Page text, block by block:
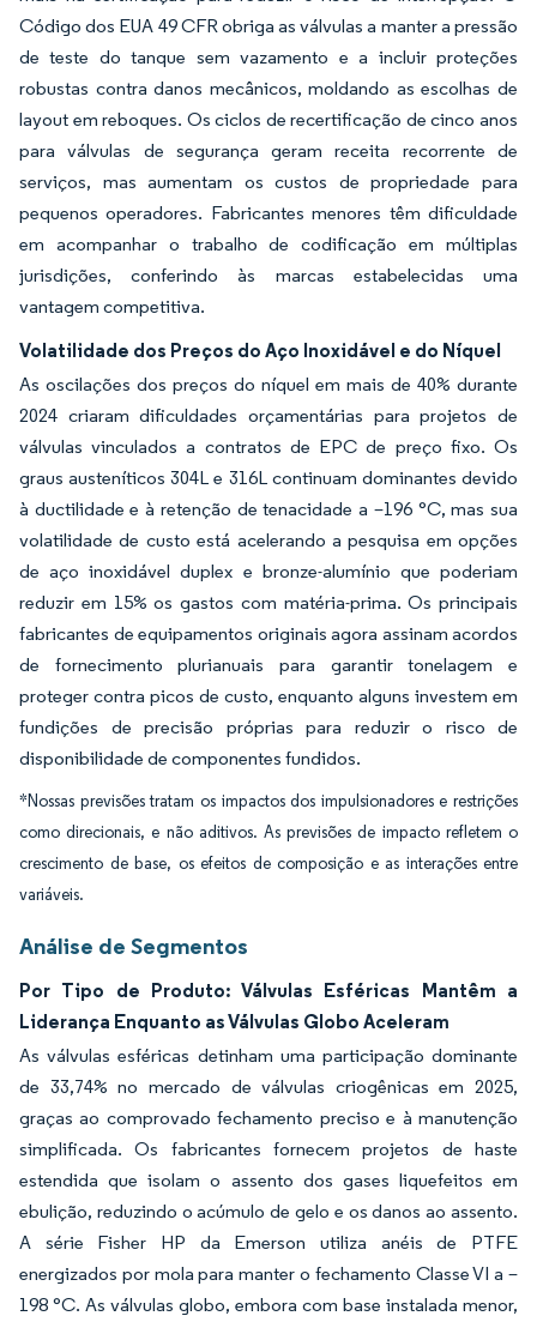
Código dos EUA 49 CFR obriga as válvulas a manter a pressão
de teste do tanque sem vazamento e a incluir proteções
robustas contra danos mecânicos, moldando as escolhas de
layout em reboques. Os ciclos de recertificação de cinco anos
para válvulas de segurança geram receita recorrente de
serviços, mas aumentam os custos de propriedade para
pequenos operadores. Fabricantes menores têm dificuldade
em acompanhar o trabalho de codificação em múltiplas
jurisdições, conferindo às marcas estabelecidas uma
vantagem competitiva.
Volatilidade dos Preços do Aço Inoxidável e do Níquel
As oscilações dos preços do níquel em mais de 40% durante
2024 criaram dificuldades orçamentárias para projetos de
válvulas vinculados a contratos de EPC de preço fixo. Os
graus austeníticos 304L e 316L continuam dominantes devido
à ductilidade e à retenção de tenacidade a –196 °C, mas sua
volatilidade de custo está acelerando a pesquisa em opções
de aço inoxidável duplex e bronze-alumínio que poderiam
reduzir em 15% os gastos com matéria-prima. Os principais
fabricantes de equipamentos originais agora assinam acordos
de fornecimento plurianuais para garantir tonelagem e
proteger contra picos de custo, enquanto alguns investem em
fundições de precisão próprias para reduzir o risco de
disponibilidade de componentes fundidos.
*Nossas previsões tratam os impactos dos impulsionadores e restrições
como direcionais, e não aditivos. As previsões de impacto refletem o
crescimento de base, os efeitos de composição e as interações entre
variáveis.
Análise de Segmentos
Por Tipo de Produto: Válvulas Esféricas Mantêm a
Liderança Enquanto as Válvulas Globo Aceleram
As válvulas esféricas detinham uma participação dominante
de 33,74% no mercado de válvulas criogênicas em 2025,
graças ao comprovado fechamento preciso e à manutenção
simplificada. Os fabricantes fornecem projetos de haste
estendida que isolam o assento dos gases liquefeitos em
ebulição, reduzindo o acúmulo de gelo e os danos ao assento.
A série Fisher HP da Emerson utiliza anéis de PTFE
energizados por mola para manter o fechamento Classe VI a –
198 °C. As válvulas globo, embora com base instalada menor,